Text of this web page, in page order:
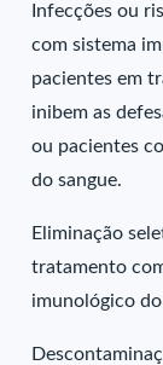
Infecções ou
com sistema
pacientes em
inibem as
ou pacientes
do sangue.
Eliminação
tratamento
imunológico